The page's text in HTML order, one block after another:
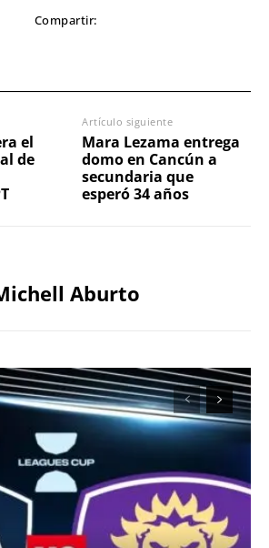
Compartir:
el
de
Artículo siguiente
Mara Lezama entrega
domo en Cancún a
secundaria que
esperó 34 años
Aburto